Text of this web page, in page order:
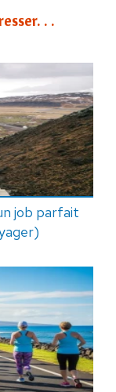
. .
job parfait